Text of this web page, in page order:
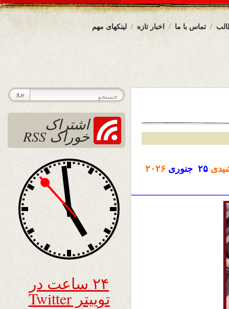
لینکهای مهم اخبار تازه تماس با ما
۲۵ جنوری ۲۰۲۶
اشتراک
خوراک RSS
۲۴ ساعت در
توییتر Twitter